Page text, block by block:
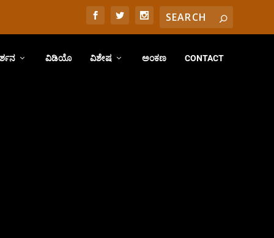
ವಿಡಿಯೊ ವಿಶೇಷ ಅಂಕಣ CONTACT